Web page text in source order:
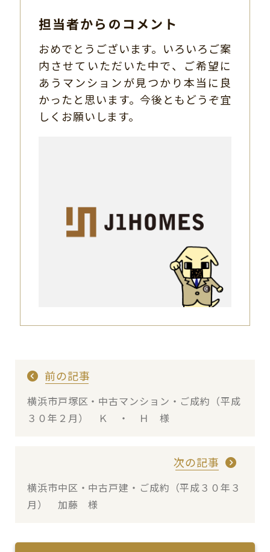
担当者からのコメント
おめでとうございます。いろいろご案
内させていただいた中で、ご希望に
あうマンションが見つかり本当に良
かったと思います。今後ともどうぞ宜
しくお願いします。
前の記事
横浜市戸塚区・中古マンション・ご成約（平成
３０年２月） Ｋ ・ Ｈ 様
次の記事
横浜市中区・中古戸建・ご成約（平成３０年３
月） 加藤 様